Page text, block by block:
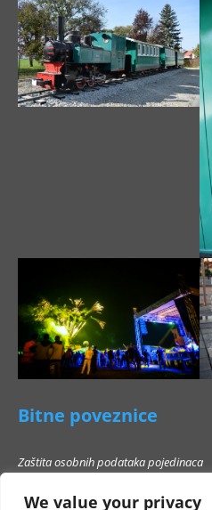
We value your privacy
Bitne poveznice
Zaštita osobnih podataka pojedinaca
Popis poslovnih subjekata s kojima